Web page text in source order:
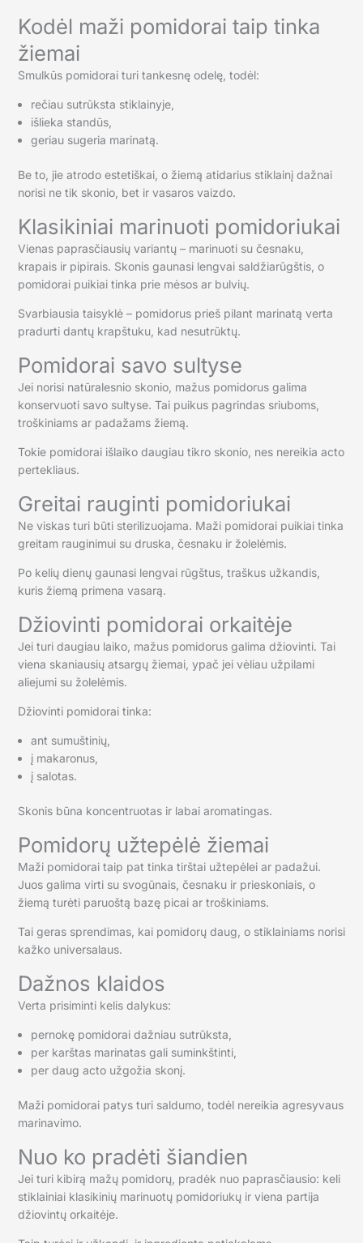
Kodėl maži pomidorai taip tinka
žiemai
Smulkūs pomidorai turi tankesnę odelę, todėl:
rečiau sutrūksta stiklainyje,
išlieka standūs,
geriau sugeria marinatą.
Be to, jie atrodo estetiškai, o žiemą atidarius stiklainį dažnai
norisi ne tik skonio, bet ir vasaros vaizdo.
Klasikiniai marinuoti pomidoriukai
Vienas paprasčiausių variantų – marinuoti su česnaku,
krapais ir pipirais. Skonis gaunasi lengvai saldžiarūgštis, o
pomidorai puikiai tinka prie mėsos ar bulvių.
Svarbiausia taisyklė – pomidorus prieš pilant marinatą verta
pradurti dantų krapštuku, kad nesutrūktų.
Pomidorai savo sultyse
Jei norisi natūralesnio skonio, mažus pomidorus galima
konservuoti savo sultyse. Tai puikus pagrindas sriuboms,
troškiniams ar padažams žiemą.
Tokie pomidorai išlaiko daugiau tikro skonio, nes nereikia acto
pertekliaus.
Greitai rauginti pomidoriukai
Ne viskas turi būti sterilizuojama. Maži pomidorai puikiai tinka
greitam rauginimui su druska, česnaku ir žolelėmis.
Po kelių dienų gaunasi lengvai rūgštus, traškus užkandis,
kuris žiemą primena vasarą.
Džiovinti pomidorai orkaitėje
Jei turi daugiau laiko, mažus pomidorus galima džiovinti. Tai
viena skaniausių atsargų žiemai, ypač jei vėliau užpilami
aliejumi su žolelėmis.
Džiovinti pomidorai tinka:
ant sumuštinių,
į makaronus,
į salotas.
Skonis būna koncentruotas ir labai aromatingas.
Pomidorų užtepėlė žiemai
Maži pomidorai taip pat tinka tirštai užtepėlei ar padažui.
Juos galima virti su svogūnais, česnaku ir prieskoniais, o
žiemą turėti paruoštą bazę picai ar troškiniams.
Tai geras sprendimas, kai pomidorų daug, o stiklainiams norisi
kažko universalaus.
Dažnos klaidos
Verta prisiminti kelis dalykus:
pernokę pomidorai dažniau sutrūksta,
per karštas marinatas gali suminkštinti,
per daug acto užgožia skonį.
Maži pomidorai patys turi saldumo, todėl nereikia agresyvaus
marinavimo.
Nuo ko pradėti šiandien
Jei turi kibirą mažų pomidorų, pradėk nuo paprasčiausio: keli
stiklainiai klasikinių marinuotų pomidoriukų ir viena partija
džiovintų orkaitėje.